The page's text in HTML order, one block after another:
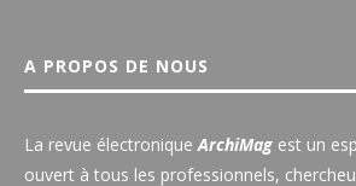
A PROPOS DE NOUS
La revue électronique ArchiMag est un
ouvert à tous les professionnels,